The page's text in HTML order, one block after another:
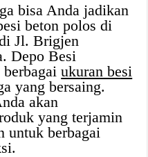
bisa Anda jadikan
beton polos di
Jl. Brigjen
Depo Besi
berbagaiukuran besi
yang bersaing.
akan
yang terjamin
untuk berbagai